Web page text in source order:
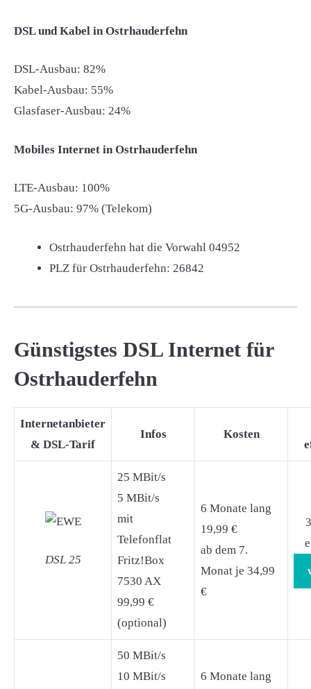
DSL und Kabel in Ostrhauderfehn
DSL-Ausbau: 82%
Kabel-Ausbau: 55%
Glasfaser-Ausbau: 24%
Mobiles Internet in Ostrhauderfehn
LTE-Ausbau: 100%
5G-Ausbau: 97% (Telekom)
Ostrhauderfehn hat die Vorwahl 04952
PLZ für Ostrhauderfehn: 26842
Günstigstes DSL Internet für
Ostrhauderfehn
Internetanbieter
& DSL-Tarif
Infos Kosten
DSL 25
25 MBit/s
5 MBit/s
mit
Telefonflat
Fritz!Box
7530 AX
99,99 €
(optional)
6 Monate lang
19,99 €
ab dem 7.
Monat je 34,99
€
50 MBit/s
10 MBit/s
6 Monate lang